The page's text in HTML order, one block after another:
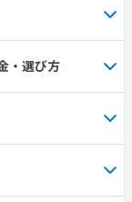
・選び方